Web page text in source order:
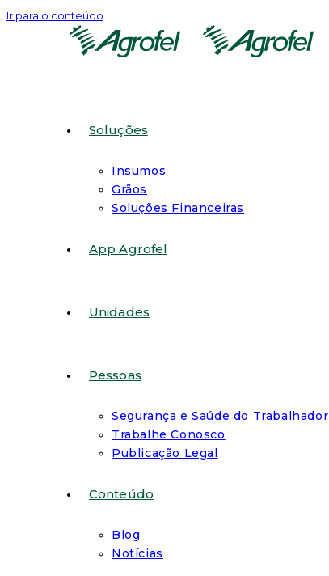
Ir para o conteúdo
Soluções
Insumos
Grãos
Soluções Financeiras
App Agrofel
Unidades
Pessoas
Segurança e Saúde do Trabalhador
Trabalhe Conosco
Publicação Legal
Conteúdo
Blog
Notícias